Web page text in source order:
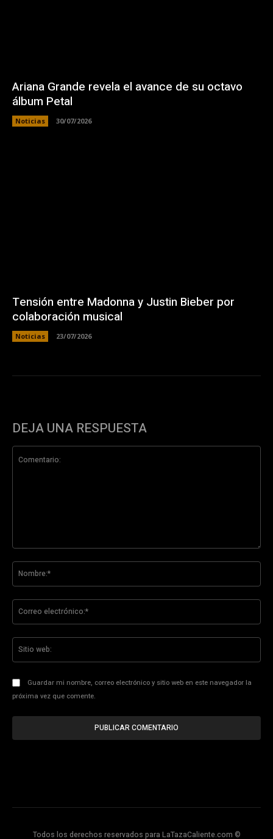
Ariana Grande revela el avance de su octavo
álbum Petal
Noticias 30/07/2026
Tensión entre Madonna y Justin Bieber por
colaboración musical
Noticias 23/07/2026
DEJA UNA RESPUESTA
Guardar mi nombre, correo electrónico y sitio web en este navegador la
próxima vez que comente.
Todos los derechos reservados para LaTazaCaliente.com ©